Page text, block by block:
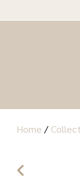
Home /